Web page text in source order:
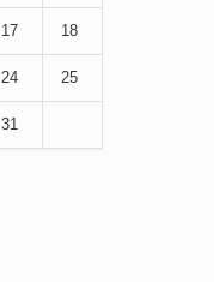
17 18
24 25
31